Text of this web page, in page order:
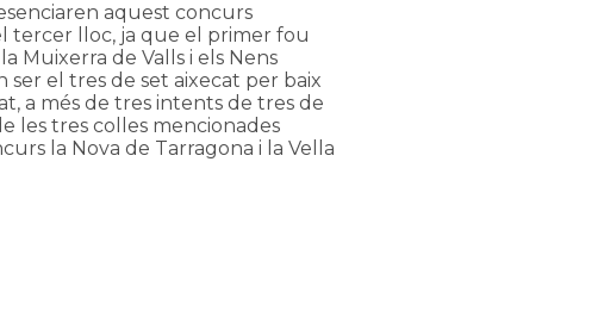
aquest concurs
tercer lloc, ja que el primer fou
Muixerra de Valls i els Nens
ser el tres de set aixecat per baix
a més de tres intents de tres de
les tres colles mencionades
la Nova de Tarragona i la Vella